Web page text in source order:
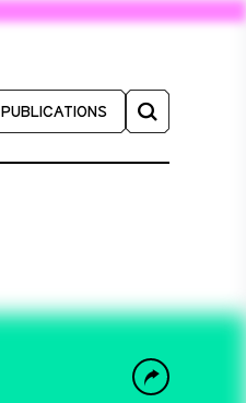
PUBLICATIONS